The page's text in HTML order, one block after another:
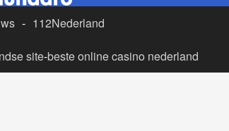
- 112Nederland
site-beste online casino nederland